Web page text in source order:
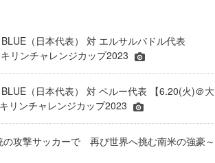
（日本代表） 対 エルサルバドル代表
リンチャレンジカップ2023
（日本代表） 対 ペルー代表 【6.20(火)＠大
リンチャレンジカップ2023
攻撃サッカーで 再び世界へ挑む南米の強豪～